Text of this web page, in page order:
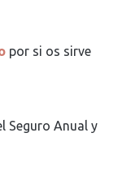
por si os sirve
Seguro Anual y